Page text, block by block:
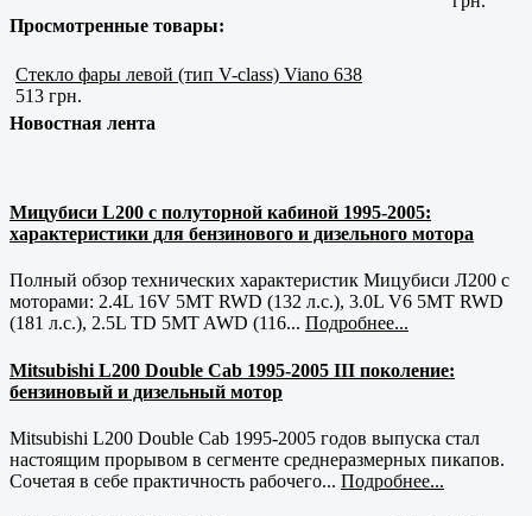
Просмотренные товары:
Стекло фары левой (тип V-class) Viano 638
513 грн.
Новостная лента
Мицубиси L200 с полуторной кабиной 1995-2005:
характеристики для бензинового и дизельного мотора
Полный обзор технических характеристик Мицубиси Л200 с
моторами: 2.4L 16V 5MT RWD (132 л.с.), 3.0L V6 5MT RWD
(181 л.с.), 2.5L TD 5MT AWD (116... Подробнее...
Mitsubishi L200 Double Cab 1995-2005 III поколение:
бензиновый и дизельный мотор
Mitsubishi L200 Double Cab 1995-2005 годов выпуска стал
настоящим прорывом в сегменте среднеразмерных пикапов.
Сочетая в себе практичность рабочего... Подробнее...